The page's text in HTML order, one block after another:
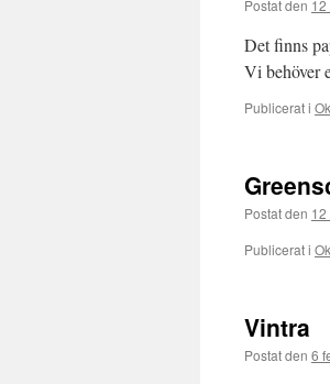
Postat den
Det finns
Vi behöver
Publicerat i
Postat den
Publicerat i
Vintra
Postat den 6